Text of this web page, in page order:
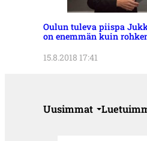
Oulun tuleva piispa
on enemmän kuin
15.8.2018 17:41
Uusimmat